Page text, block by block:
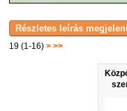
19 (1-16)> >>